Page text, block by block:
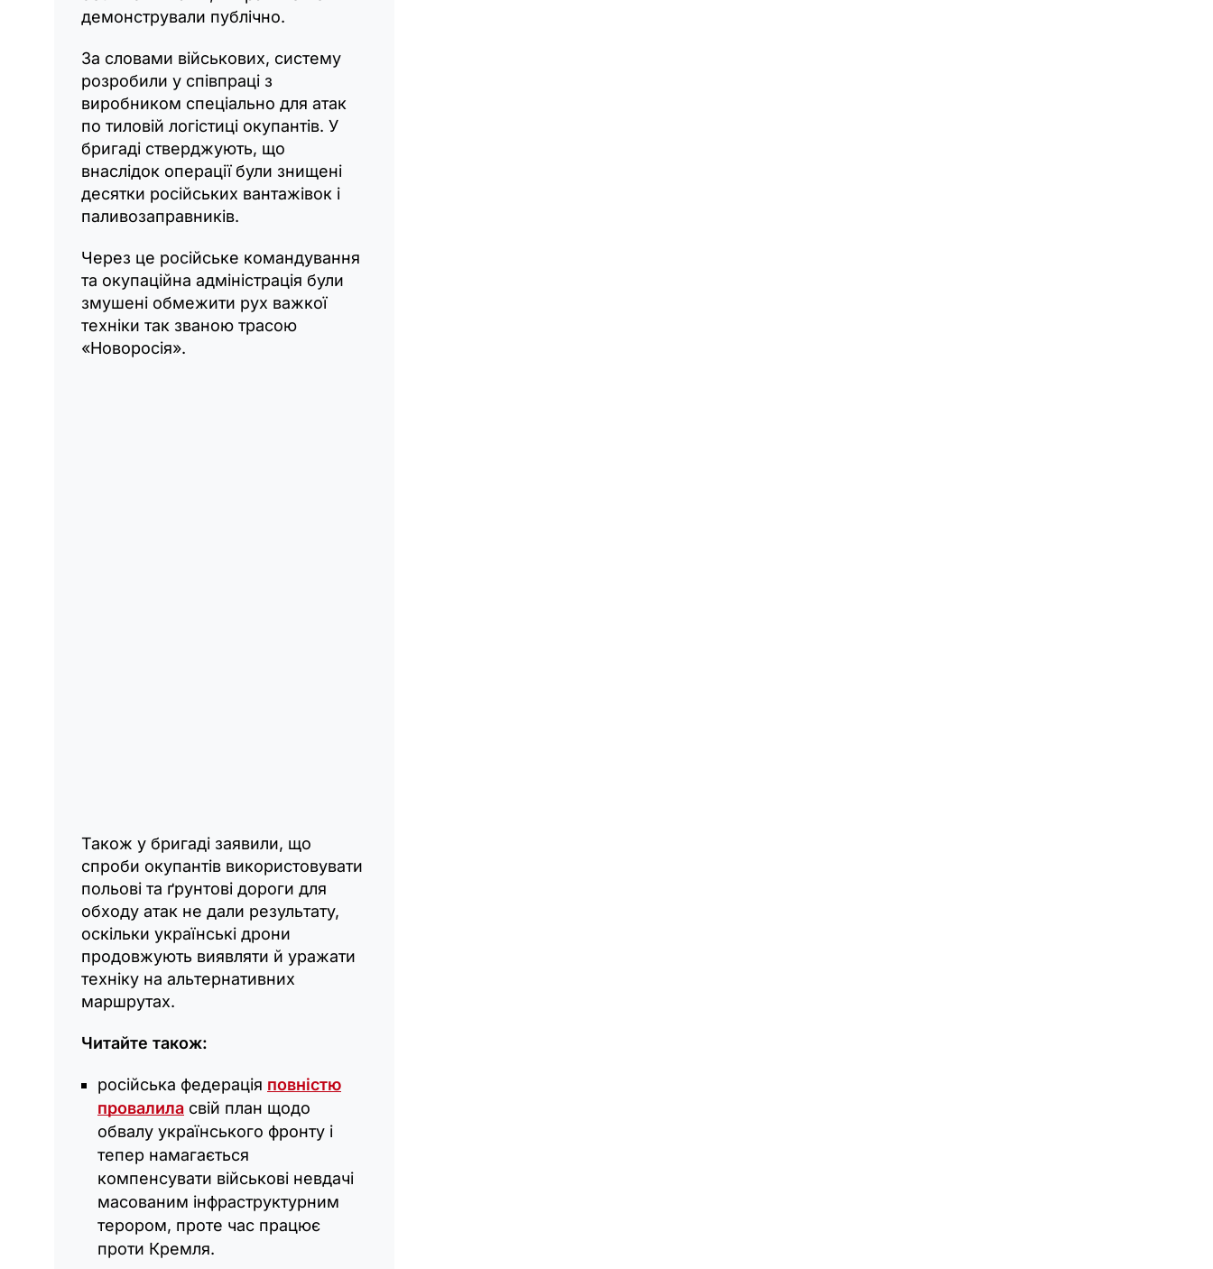
демонстрували публічно.
За словами військових, систему
розробили у співпраці з
виробником спеціально для атак
по тиловій логістиці окупантів. У
бригаді стверджують, що
внаслідок операції були знищені
десятки російських вантажівок і
паливозаправників.
Через це російське командування
та окупаційна адміністрація були
змушені обмежити рух важкої
техніки так званою трасою
«Новоросія».
Також у бригаді заявили, що
спроби окупантів використовувати
польові та ґрунтові дороги для
обходу атак не дали результату,
оскільки українські дрони
продовжують виявляти й уражати
техніку на альтернативних
маршрутах.
Читайте також:
російська федерація повністю
провалила свій план щодо
обвалу українського фронту і
тепер намагається
компенсувати військові невдачі
масованим інфраструктурним
терором, проте час працює
проти Кремля.